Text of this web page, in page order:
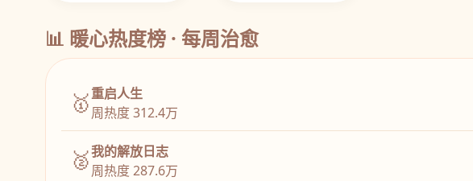
📊 暖心热度榜 · 每周治愈
🥇重启人生
周热度 312.4万
🥈我的解放日志
周热度 287.6万